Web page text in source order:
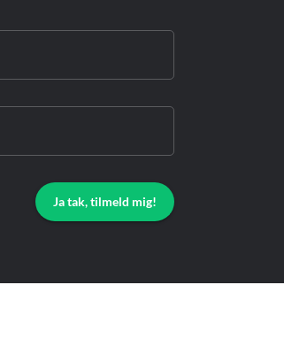
Ja tak, tilmeld mig!